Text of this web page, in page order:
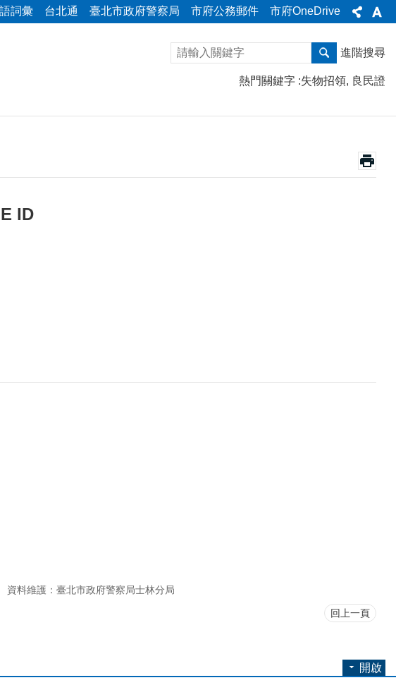
詞彙 台北通 臺北市政府警察局 市府公務郵件 市府OneDrive
進階搜尋
熱門關鍵字 失物招領 良民證
ID
資料維護：臺北市政府警察局士林分局
回上一頁
開啟